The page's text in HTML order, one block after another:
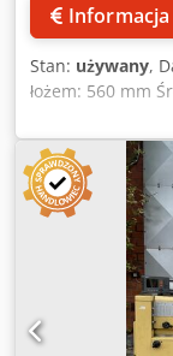
Stan: używany,
łożem: 560 mm
Długość
Rozstaw kłów:
prędkości
wzdłużny: 0,025-
Posuw
konika: 225 mm
Wymiary
Uchwyt
45 stopni w